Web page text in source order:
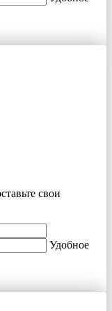
свои
Удобное